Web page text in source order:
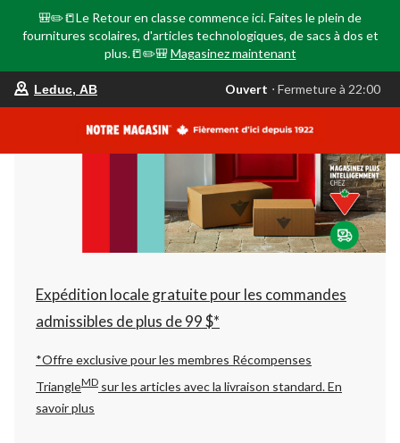
🎒✏️📒Le Retour en classe commence ici. Faites le plein de
fournitures scolaires, d'articles technologiques, de sacs à dos et
plus.📒✏️🎒 Magasinez maintenant
votre
est
AB,
Ouvert,
Fermeture
à
22:00
changer
Leduc, AB Ouvert ⋅ Fermeture à 22:00
Expédition locale gratuite pour les commandes
admissibles de plus de 99 $*
*Offre exclusive pour les membres Récompenses
TriangleMD sur les articles avec la livraison standard.En
savoir plus